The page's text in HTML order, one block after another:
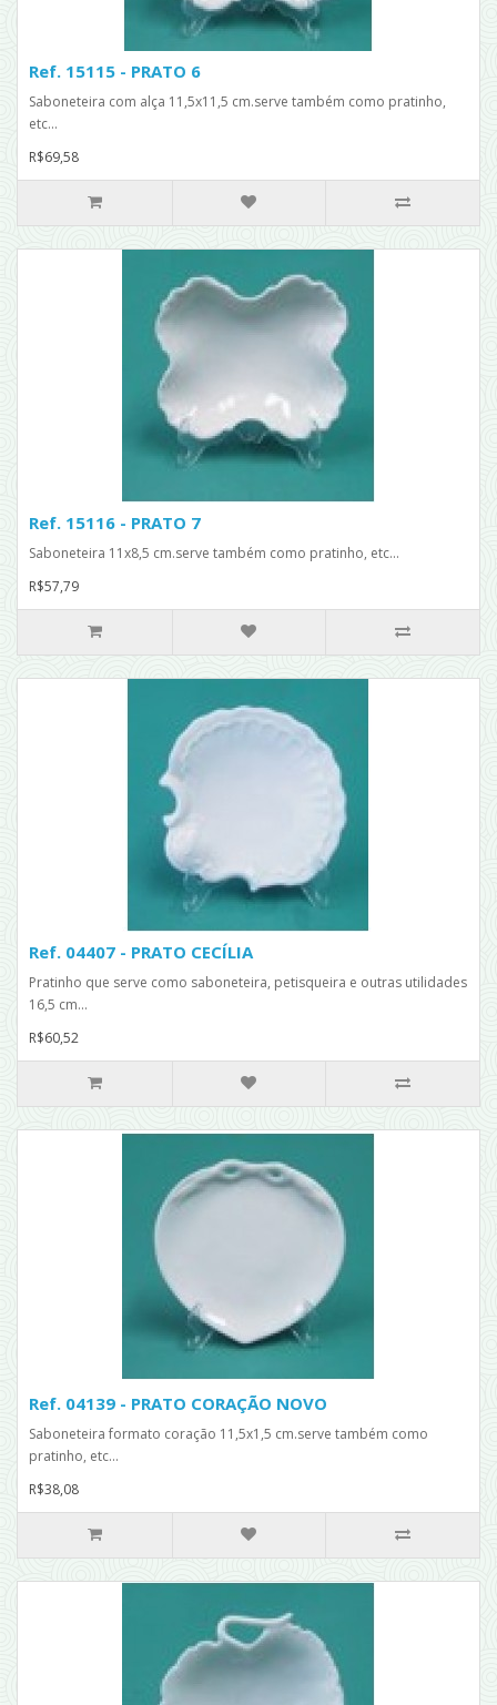
Ref. 15115 - PRATO 6
Saboneteira com alça 11,5x11,5 cm.serve também como pratinho,
etc...
R$69,58
Ref. 15116 - PRATO 7
Saboneteira 11x8,5 cm.serve também como pratinho, etc...
R$57,79
Ref. 04407 - PRATO CECÍLIA
Pratinho que serve como saboneteira, petisqueira e outras utilidades
16,5 cm...
R$60,52
Ref. 04139 - PRATO CORAÇÃO NOVO
Saboneteira formato coração 11,5x1,5 cm.serve também como
pratinho, etc...
R$38,08